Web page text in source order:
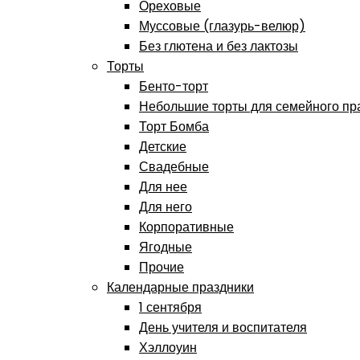
Ореховые
Муссовые (глазурь-велюр)
Без глютена и без лактозы
Торты
Бенто-торт
Небольшие торты для семейного
Торт Бомба
Детские
Свадебные
Для нее
Для него
Корпоративные
Ягодные
Прочие
Календарные праздники
1 сентября
День учителя и воспитателя
Хэллоуин